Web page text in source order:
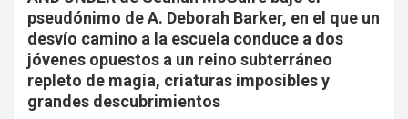
pseudónimo de A. Deborah Barker, en el que un
desvío camino a la escuela conduce a dos
jóvenes opuestos a un reino subterráneo
repleto de magia, criaturas imposibles y
grandes descubrimientos